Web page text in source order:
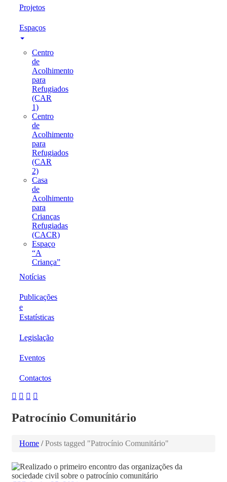
Projetos
Espaços
Centro
de
Acolhimento
para
Refugiados
(CAR
1)
Centro
de
Acolhimento
para
Refugiados
(CAR
2)
Casa
de
Acolhimento
para
Crianças
Refugiadas
(CACR)
Espaço
“A
Criança”
Notícias
Publicações
e
Estatísticas
Legislação
Eventos
Contactos
Patrocínio Comunitário
Home / Posts tagged "Patrocínio Comunitário"